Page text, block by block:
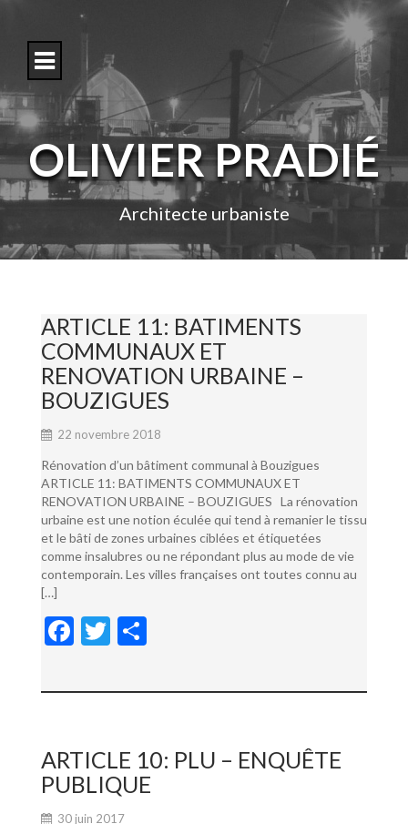
o
c
n
e
OLIVIER PRADIÉ
Architecte urbaniste
ARTICLE 11: BATIMENTS
COMMUNAUX ET
RENOVATION URBAINE –
BOUZIGUES
22 novembre 2018
Rénovation d’un bâtiment communal à Bouzigues
ARTICLE 11: BATIMENTS COMMUNAUX ET
RENOVATION URBAINE – BOUZIGUES La rénovation
urbaine est une notion éculée qui tend à remanier le tissu
et le bâti de zones urbaines ciblées et étiquetées
comme insalubres ou ne répondant plus au mode de vie
contemporain. Les villes françaises ont toutes connu au
[…]
F
e
o
o
k
T
itt ta
er
ARTICLE 10: PLU – ENQUÊTE
PUBLIQUE
30 juin 2017